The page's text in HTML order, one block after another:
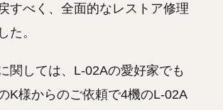
すべく、全面的なレストア修理
た。
関しては、L-02Aの愛好家でも
K様からのご依頼で4機のL-02A